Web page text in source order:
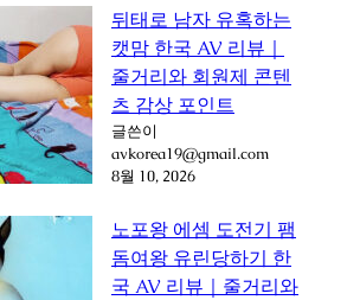
뒤태로 남자 유혹하는
캣맘 한국 AV 리뷰｜
줄거리와 회원제 콘텐
츠 감상 포인트
글쓴이
avkorea19@gmail.com
8월 10, 2026
노포왕 에셈 도전기 팸
돔여왕 유린당하기 한
국 AV 리뷰｜줄거리와